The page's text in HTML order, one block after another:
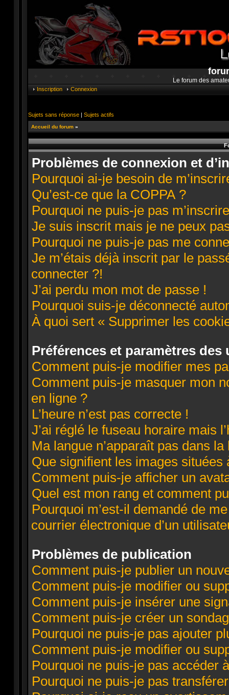
Le forum des
Inscription Connexion
Sujets sans réponse | Sujets actifs
Accueil du forum »
Problèmes de connexion et
Pourquoi ai-je besoin de
Qu’est-ce que la COPPA ?
Pourquoi ne puis-je pas
Je suis inscrit mais je ne peux
Pourquoi ne puis-je pas me
Je m’étais déjà inscrit par le
connecter ?!
J’ai perdu mon mot de passe !
Pourquoi suis-je déconnecté
À quoi sert « Supprimer les
Préférences et paramètres des
Comment puis-je modifier mes
Comment puis-je masquer mon
en ligne ?
L’heure n’est pas correcte !
J’ai réglé le fuseau horaire mais
Ma langue n’apparaît pas dans la
Que signifient les images situées
Comment puis-je afficher un
Quel est mon rang et comment
Pourquoi m’est-il demandé de
courrier électronique d’un
Problèmes de publication
Comment puis-je publier un
Comment puis-je modifier ou
Comment puis-je insérer une
Comment puis-je créer un
Pourquoi ne puis-je pas ajouter
Comment puis-je modifier ou
Pourquoi ne puis-je pas accéder
Pourquoi ne puis-je pas